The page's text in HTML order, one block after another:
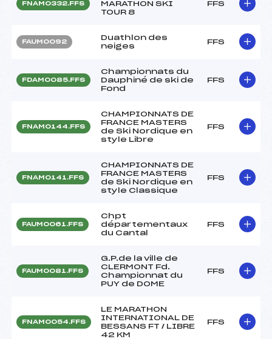
FNAM0332.FFS
MARATHON SKI
TOUR 8
FFS
FAUM0092
Duathlon des
neiges
FFS
FDAM0085.FFS
Championnats du
Dauphiné de ski de
Fond
FFS
FNAM0144.FFS
CHAMPIONNATS DE
FRANCE MASTERS
de Ski Nordique en
style Libre
FFS
FNAM0141.FFS
CHAMPIONNATS DE
FRANCE MASTERS
de Ski Nordique en
style Classique
FFS
FAUM0061.FFS
Chpt
départementaux
du Cantal
FFS
FAUM0081.FFS
G.P.de la ville de
CLERMONT Fd.
Championnat du
PUY de DOME
FFS
FNAM0054.FFS
LE MARATHON
INTERNATIONAL DE
BESSANS FT / LIBRE
42 KM
FFS